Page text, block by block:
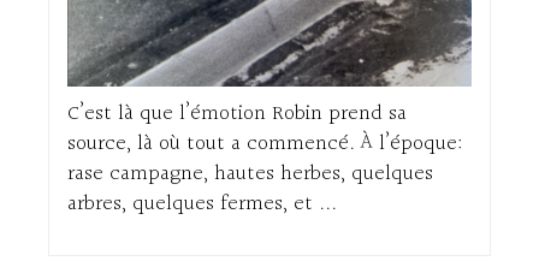
C’est là que l’émotion Robin prend sa
source, là où tout a commencé. À l’époque:
rase campagne, hautes herbes, quelques
arbres, quelques fermes, et ...